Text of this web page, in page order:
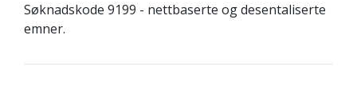
Søknadskode 9199 - nettbaserte og desentaliserte
emner.